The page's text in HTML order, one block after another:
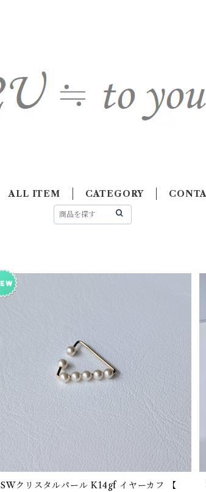
ALL ITEM CATEGORY
SWクリスタルパール K14gf イヤーカフ 【